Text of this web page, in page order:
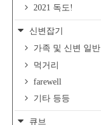
2021 독도!
신변잡기
가족 및 신변 일반
먹거리
farewell
기타 등등
큐브